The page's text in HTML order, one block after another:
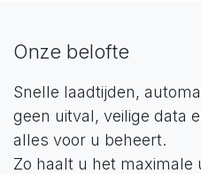
Onze belofte
Snelle laadtijden,
geen uitval, veilige data
alles voor u beheert.
Zo haalt u het maximale